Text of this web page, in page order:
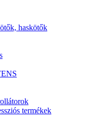
haskötők
termékek